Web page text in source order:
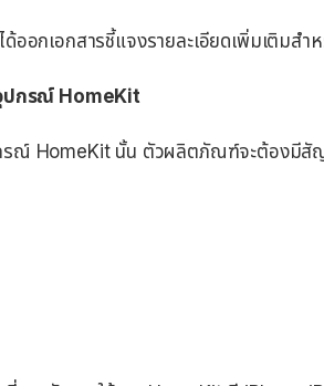
ออกเอกสารชี้แจงรายละเอียดเพิ่มเติมสำ
ปกรณ์ HomeKit
รณ์ HomeKit นั้น ตัวผลิตภัณฑ์จะต้องมี